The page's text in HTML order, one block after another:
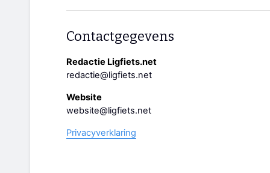
Contactgegevens
Redactie Ligfiets.net
redactie@ligfiets.net
Website
website@ligfiets.net
Privacyverklaring